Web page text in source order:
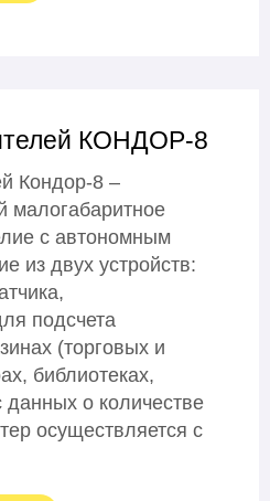
КОНДОР-8
Кондор-8 –
малогабаритное
с автономным
из двух устройств:
подсчета
(торговых и
библиотеках,
о количестве
осуществляется с